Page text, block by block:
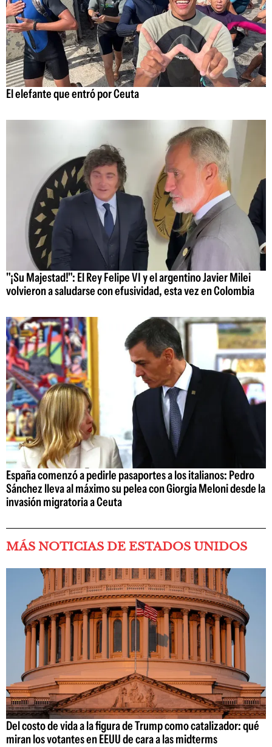
El elefante que entró por Ceuta
"¡Su Majestad!": El Rey Felipe VI y el argentino Javier Milei
volvieron a saludarse con efusividad, esta vez en Colombia
España comenzó a pedirle pasaportes a los italianos: Pedro
Sánchez lleva al máximo su pelea con Giorgia Meloni desde la
invasión migratoria a Ceuta
MÁS NOTICIAS DE ESTADOS UNIDOS
Del costo de vida a la figura de Trump como catalizador: qué
miran los votantes en EEUU de cara a las midterms